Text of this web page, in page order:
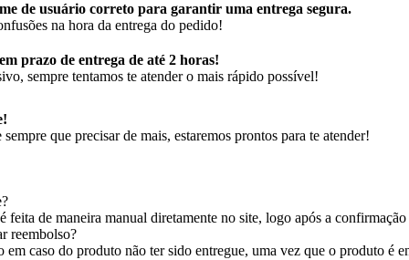
de usuário correto para garantir uma entrega segura.
na hora da entrega do pedido!
prazo de entrega de até 2 horas!
sempre tentamos te atender o mais rápido possível!
que precisar de mais, estaremos prontos para te atender!
feita de maneira manual diretamente no site, logo após a
reembolso?
caso do produto não ter sido entregue, uma vez que o produto é